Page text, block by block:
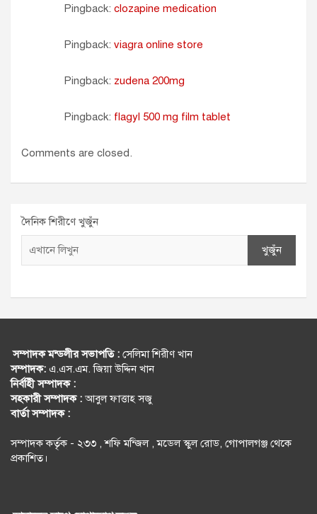
Pingback: clozapine medication
Pingback: viagra online store
Pingback: zudena 200mg
Pingback: flagyl 500 mg film tablet
Comments are closed.
দৈনিক শিরীণে খুজুঁন
খুজুঁন
সম্পাদক মন্ডলীর সভাপতি : সেলিমা শিরীণ খান
সম্পাদক: এ.এস.এম. জিয়া উদ্দিন খান
নির্বহিী সম্পাদক :
সহকারী সম্পাদক :আবুল ফাত্তাহ সজু
বার্তা সম্পাদক :
সম্পাদক কর্তৃক - ২৩৩ , শফি মন্জিল , মডেল স্কুল রোড, গোপালগঞ্জ থেকে
প্রকাশিত।